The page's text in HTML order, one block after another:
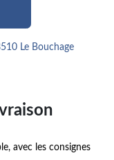
Le Bouchage
avec les consignes